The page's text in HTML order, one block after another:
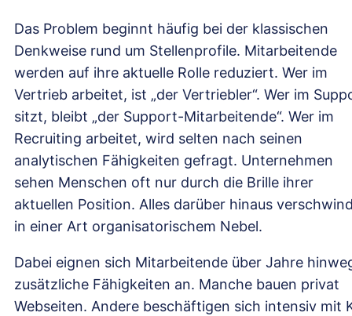
Das Problem beginnt häufig bei der klassischen
Denkweise rund um Stellenprofile. Mitarbeitende
werden auf ihre aktuelle Rolle reduziert. Wer im
Vertrieb arbeitet, ist „der Vertriebler“. Wer im
sitzt, bleibt „der Support-Mitarbeitende“. Wer im
Recruiting arbeitet, wird selten nach seinen
analytischen Fähigkeiten gefragt. Unternehmen
sehen Menschen oft nur durch die Brille ihrer
aktuellen Position. Alles darüber hinaus
in einer Art organisatorischem Nebel.
Dabei eignen sich Mitarbeitende über Jahre
zusätzliche Fähigkeiten an. Manche bauen privat
Webseiten. Andere beschäftigen sich intensiv mit